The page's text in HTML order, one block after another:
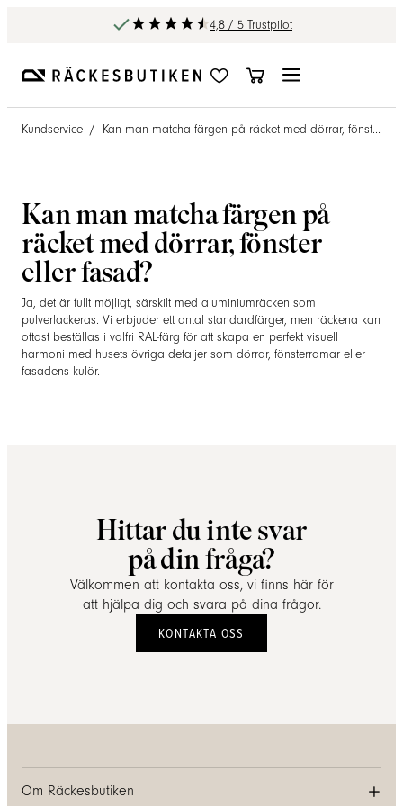
4,8 / 5 Trustpilot
Kundservice / Kan man matcha färgen på räcket med dörrar, fönster eller fasad?
Kan man matcha färgen på
räcket med dörrar, fönster
eller fasad?
Ja, det är fullt möjligt, särskilt med aluminiumräcken som
pulverlackeras. Vi erbjuder ett antal standardfärger, men räckena kan
oftast beställas i valfri RAL-färg för att skapa en perfekt visuell
harmoni med husets övriga detaljer som dörrar, fönsterramar eller
fasadens kulör.
Hittar du inte svar
på din fråga?
Välkommen att kontakta oss, vi finns här för
att hjälpa dig och svara på dina frågor.
KONTAKTA OSS
Om Räckesbutiken